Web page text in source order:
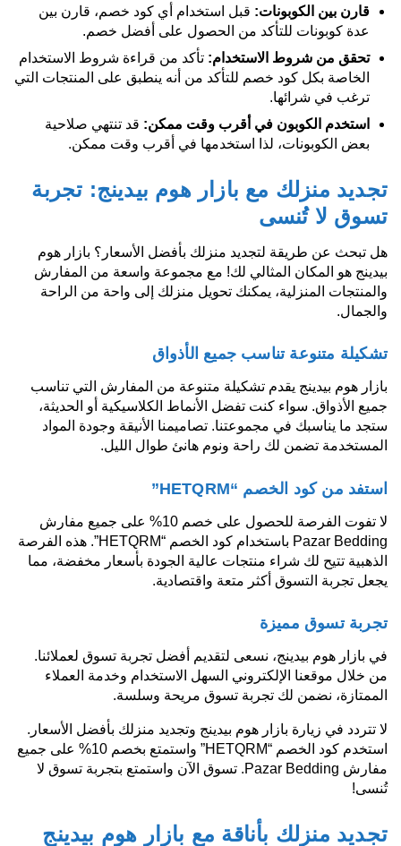
قارن بين الكوبونات: قبل استخدام أي كود خصم، قارن بين
عدة كوبونات للتأكد من الحصول على أفضل خصم.
تحقق من شروط الاستخدام: تأكد من قراءة شروط الاستخدام
الخاصة بكل كود خصم للتأكد من أنه ينطبق على المنتجات التي
ترغب في شرائها.
استخدم الكوبون في أقرب وقت ممكن: قد تنتهي صلاحية
بعض الكوبونات، لذا استخدمها في أقرب وقت ممكن.
تجديد منزلك مع بازار هوم بيدينج: تجربة
تسوق لا تُنسى
هل تبحث عن طريقة لتجديد منزلك بأفضل الأسعار؟ بازار هوم
بيدينج هو المكان المثالي لك! مع مجموعة واسعة من المفارش
والمنتجات المنزلية، يمكنك تحويل منزلك إلى واحة من الراحة
والجمال.
تشكيلة متنوعة تناسب جميع الأذواق
بازار هوم بيدينج يقدم تشكيلة متنوعة من المفارش التي تناسب
جميع الأذواق. سواء كنت تفضل الأنماط الكلاسيكية أو الحديثة،
ستجد ما يناسبك في مجموعتنا. تصاميمنا الأنيقة وجودة المواد
المستخدمة تضمن لك راحة ونوم هانئ طوال الليل.
استفد من كود الخصم “HETQRM”
لا تفوت الفرصة للحصول على خصم 10% على جميع مفارش
Pazar Bedding باستخدام كود الخصم “HETQRM”. هذه الفرصة
الذهبية تتيح لك شراء منتجات عالية الجودة بأسعار مخفضة، مما
يجعل تجربة التسوق أكثر متعة واقتصادية.
تجربة تسوق مميزة
في بازار هوم بيدينج، نسعى لتقديم أفضل تجربة تسوق لعملائنا.
من خلال موقعنا الإلكتروني السهل الاستخدام وخدمة العملاء
الممتازة، نضمن لك تجربة تسوق مريحة وسلسة.
لا تتردد في زيارة بازار هوم بيدينج وتجديد منزلك بأفضل الأسعار.
استخدم كود الخصم “HETQRM” واستمتع بخصم 10% على جميع
مفارش Pazar Bedding. تسوق الآن واستمتع بتجربة تسوق لا
تُنسى!
تجديد منزلك بأناقة مع بازار هوم بيدينج